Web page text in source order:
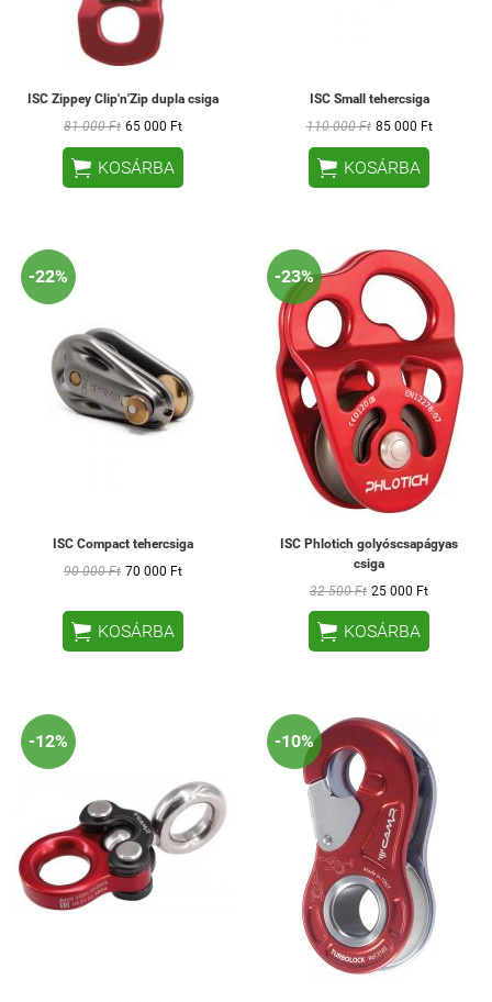
ISC Zippey Clip'n'Zip dupla csiga
81 000 Ft 65 000 Ft
 KOSÁRBA
ISC Small tehercsiga
110 000 Ft 85 000 Ft
 KOSÁRBA
-22%
ISC Compact tehercsiga
90 000 Ft 70 000 Ft
 KOSÁRBA
-23%
ISC Phlotich golyóscsapágyas
csiga
32 500 Ft 25 000 Ft
 KOSÁRBA
-12% -10%